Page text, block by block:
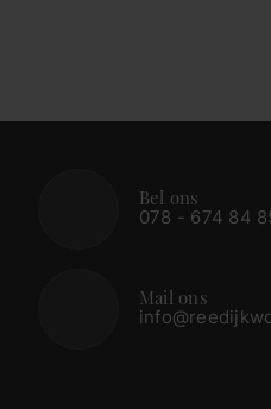
Bel ons
078 - 674 84
Mail ons